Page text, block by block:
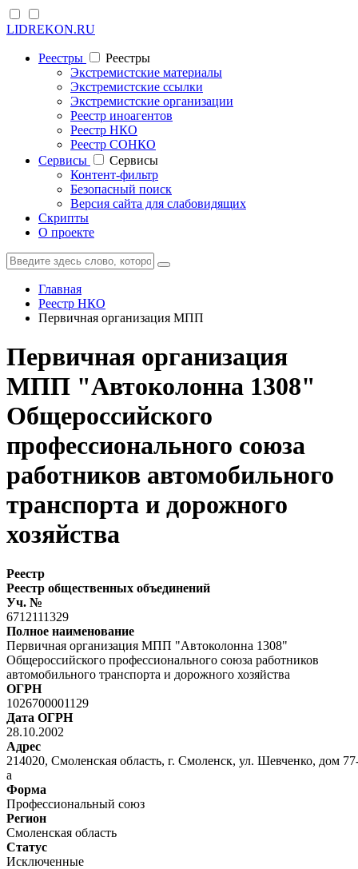
LIDREKON.RU
Реестры
Реестры
Экстремистские материалы
Экстремистские ссылки
Экстремистские организации
Реестр иноагентов
Реестр НКО
Реестр СОНКО
Cервисы
Cервисы
Контент-фильтр
Безопасный поиск
Версия сайта для слабовидящих
Скрипты
О проекте
Главная
Реестр НКО
Первичная организация МПП
Первичная организация
МПП "Автоколонна 1308"
Общероссийского
профессионального союза
работников автомобильного
транспорта и дорожного
хозяйства
Реестр
Реестр общественных объединений
Уч. №
6712111329
Полное наименование
Первичная организация МПП "Автоколонна 1308"
Общероссийского профессионального союза работников
автомобильного транспорта и дорожного хозяйства
ОГРН
1026700001129
Дата ОГРН
28.10.2002
Адрес
214020, Смоленская область, г. Смоленск, ул. Шевченко, дом
а
Форма
Профессиональный союз
Регион
Смоленская область
Статус
Исключенные